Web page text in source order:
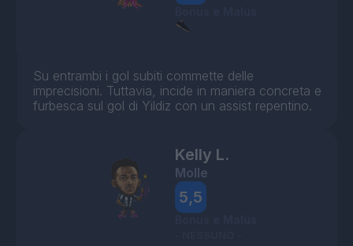
Su entrambi i gol subiti commette delle
imprecisioni. Tuttavia, incide in maniera concreta e
furbesca sul gol di Yildiz con un assist repentino.
Kelly L.
Molle
5,5